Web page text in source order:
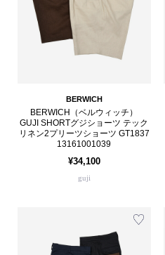
BERWICH
BERWICH（ベルウィッチ）
GUJI SHORTグジショーツ テック
リネン2プリーツショーツ GT1837
13161001039
¥34,100
guji